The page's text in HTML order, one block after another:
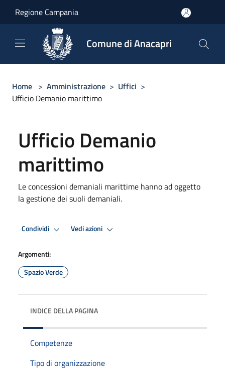
Regione Campania
Comune di Anacapri
Home > Amministrazione > Uffici >
Ufficio Demanio marittimo
Ufficio Demanio
marittimo
Le concessioni demaniali marittime hanno ad oggetto
la gestione dei suoli demaniali.
Condividi Vedi azioni
Argomenti:
Spazio Verde
INDICE DELLA PAGINA
Competenze
Tipo di organizzazione